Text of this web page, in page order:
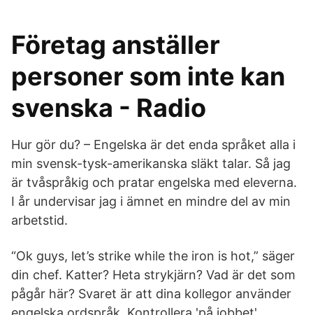
Företag anställer
personer som inte kan
svenska - Radio
Hur gör du? – Engelska är det enda språket alla i
min svensk-tysk-amerikanska släkt talar. Så jag
är tvåspråkig och pratar engelska med eleverna.
I år undervisar jag i ämnet en mindre del av min
arbetstid.
“Ok guys, let’s strike while the iron is hot,” säger
din chef. Katter? Heta strykjärn? Vad är det som
pågår här? Svaret är att dina kollegor använder